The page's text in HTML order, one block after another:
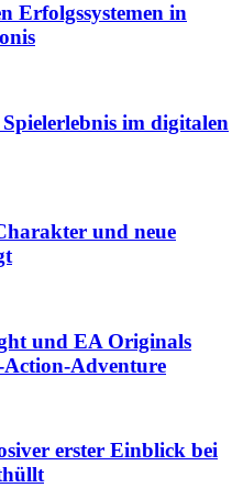
Erfolgssystemen in
im digitalen
und neue
und EA Originals
Action-Adventure
erster Einblick bei